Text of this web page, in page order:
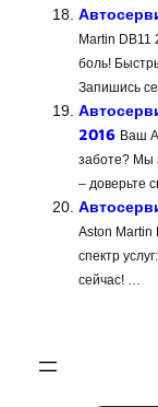
Martin DB11
боль!
Запишись
2016 Ваш
заботе? Мы
– доверьте
Aston Martin
спектр
сейчас! …